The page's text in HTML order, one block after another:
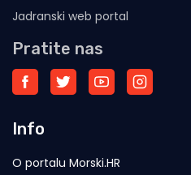
Jadranski web portal
Pratite nas
Info
O portalu Morski.HR